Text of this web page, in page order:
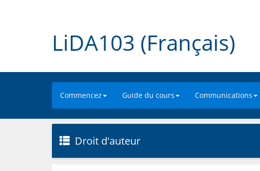
LiDA103 (Français)
Commencez Guide du cours Communications
Droit d'auteur